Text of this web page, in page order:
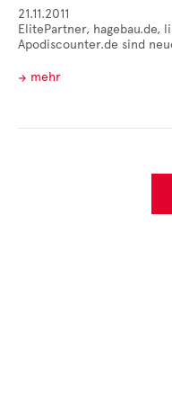
21.11.2011
ElitePartner, hagebau.de,
Apodiscounter.de sind
mehr